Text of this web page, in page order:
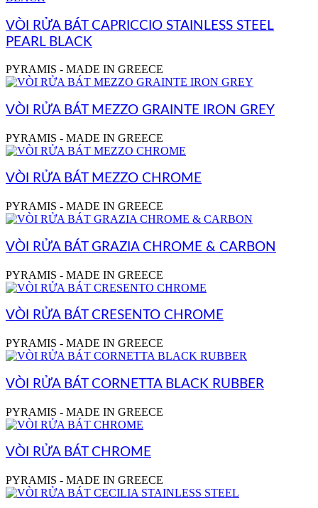
VÒI RỬA BÁT CAPRICCIO STAINLESS STEEL
PEARL BLACK
PYRAMIS - MADE IN GREECE
VÒI RỬA BÁT MEZZO GRAINTE IRON GREY
PYRAMIS - MADE IN GREECE
VÒI RỬA BÁT MEZZO CHROME
PYRAMIS - MADE IN GREECE
VÒI RỬA BÁT GRAZIA CHROME & CARBON
PYRAMIS - MADE IN GREECE
VÒI RỬA BÁT CRESENTO CHROME
PYRAMIS - MADE IN GREECE
VÒI RỬA BÁT CORNETTA BLACK RUBBER
PYRAMIS - MADE IN GREECE
VÒI RỬA BÁT CHROME
PYRAMIS - MADE IN GREECE